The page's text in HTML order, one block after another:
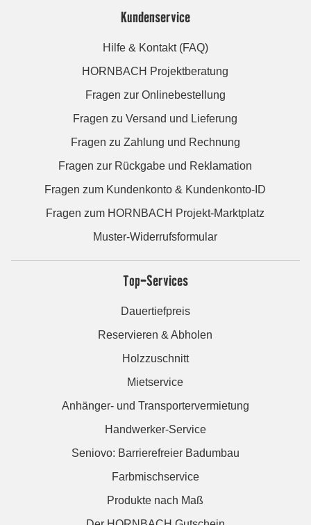
Kundenservice
Hilfe & Kontakt (FAQ)
HORNBACH Projektberatung
Fragen zur Onlinebestellung
Fragen zu Versand und Lieferung
Fragen zu Zahlung und Rechnung
Fragen zur Rückgabe und Reklamation
Fragen zum Kundenkonto & Kundenkonto-ID
Fragen zum HORNBACH Projekt-Marktplatz
Muster-Widerrufsformular
Top-Services
Dauertiefpreis
Reservieren & Abholen
Holzzuschnitt
Mietservice
Anhänger- und Transportervermietung
Handwerker-Service
Seniovo: Barrierefreier Badumbau
Farbmischservice
Produkte nach Maß